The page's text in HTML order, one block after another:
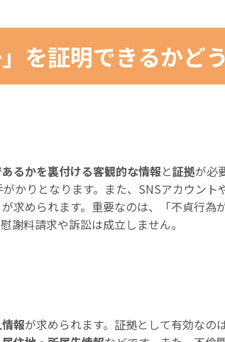
を証明できるかど
るかを裏付ける客観的な情報と証拠が必
かりとなります。また、SNSアカウン
求められます。重要なのは、「不貞行為
謝料請求や訴訟は成立しません。
報が求められます。証拠として有効なの